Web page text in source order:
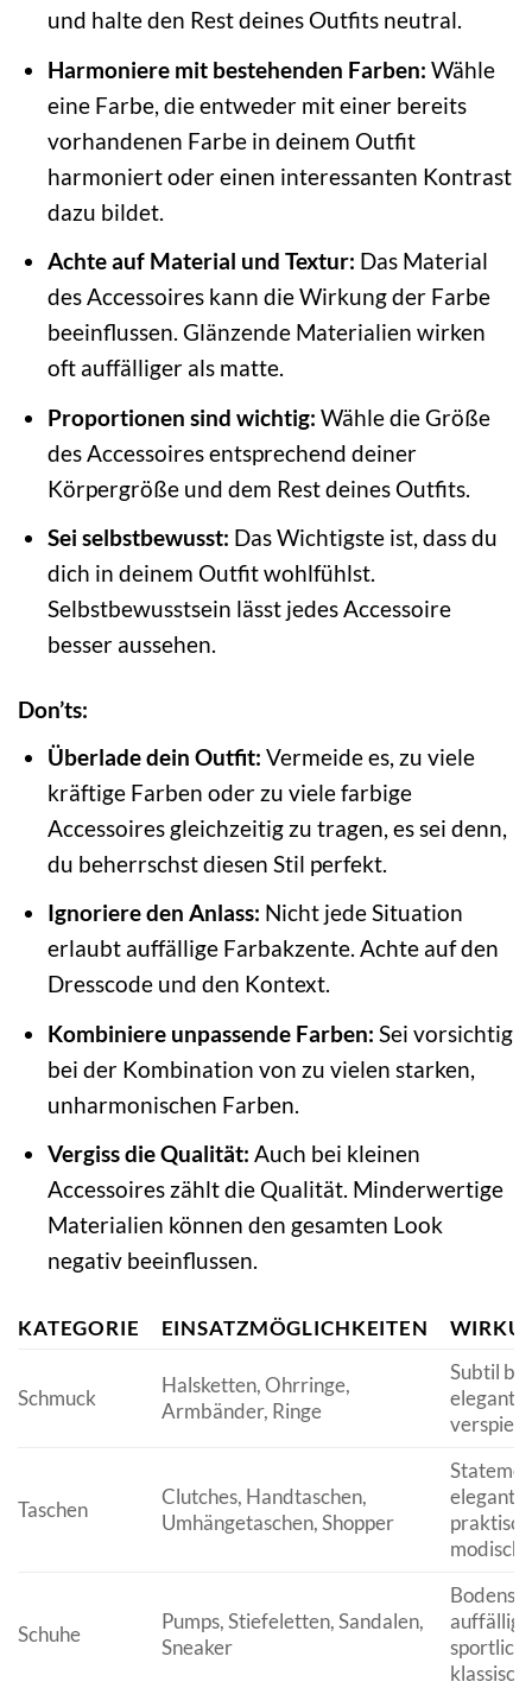
und halte den Rest deines Outfits neutral.
Harmoniere mit bestehenden Farben: Wähle
eine Farbe, die entweder mit einer bereits
vorhandenen Farbe in deinem Outfit
harmoniert oder einen interessanten Kontrast
dazu bildet.
Achte auf Material und Textur: Das Material
des Accessoires kann die Wirkung der Farbe
beeinflussen. Glänzende Materialien wirken
oft auffälliger als matte.
Proportionen sind wichtig: Wähle die Größe
des Accessoires entsprechend deiner
Körpergröße und dem Rest deines Outfits.
Sei selbstbewusst: Das Wichtigste ist, dass du
dich in deinem Outfit wohlfühlst.
Selbstbewusstsein lässt jedes Accessoire
besser aussehen.
Don’ts:
Überlade dein Outfit: Vermeide es, zu viele
kräftige Farben oder zu viele farbige
Accessoires gleichzeitig zu tragen, es sei denn,
du beherrschst diesen Stil perfekt.
Ignoriere den Anlass: Nicht jede Situation
erlaubt auffällige Farbakzente. Achte auf den
Dresscode und den Kontext.
Kombiniere unpassende Farben: Sei vorsichtig
bei der Kombination von zu vielen starken,
unharmonischen Farben.
Vergiss die Qualität: Auch bei kleinen
Accessoires zählt die Qualität. Minderwertige
Materialien können den gesamten Look
negativ beeinflussen.
KATEGORIE EINSATZMÖGLICHKEITEN
Schmuck
Halsketten, Ohrringe,
Armbänder, Ringe
Subtil
elegant,
verspielt
Taschen
Clutches, Handtaschen,
Umhängetaschen, Shopper
elegant,
modisch
Schuhe
Pumps, Stiefeletten, Sandalen,
Sneaker
auffällig,
sportlich,
klassisch